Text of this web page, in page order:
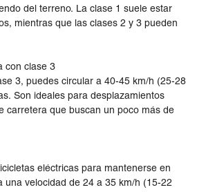
del terreno. La clase 1 suele estar
mientras que las clases 2 y 3 pueden
con clase 3
3, puedes circular a 40-45 km/h (25-28
Son ideales para desplazamientos
carretera que buscan un poco más de
eléctricas para mantenerse en
una velocidad de 24 a 35 km/h (15-22